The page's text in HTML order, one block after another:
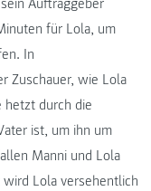
für Lola, um
In
Zuschauer, wie Lola
hetzt durch die
ist, um ihn um
Manni und Lola
Lola versehentlich